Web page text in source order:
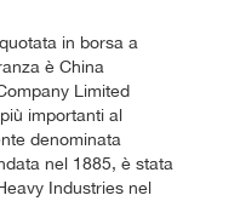
in borsa a
è China
Limited
importanti al
denominata
nel 1885, è stata
Industries nel